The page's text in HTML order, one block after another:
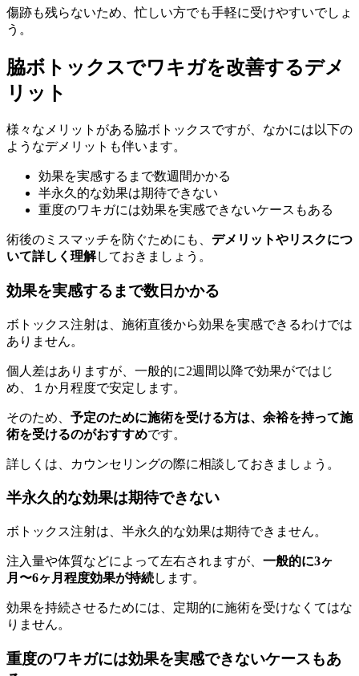
傷跡も残らないため、忙しい方でも手軽に受けやすいでしょ
う。
脇ボトックスでワキガを改善するデメ
リット
様々なメリットがある脇ボトックスですが、なかには以下の
ようなデメリットも伴います。
効果を実感するまで数週間かかる
半永久的な効果は期待できない
重度のワキガには効果を実感できないケースもある
術後のミスマッチを防ぐためにも、 デメリットやリスクにつ
いて詳しく理解しておきましょう。
効果を実感するまで数日かかる
ボトックス注射は、施術直後から効果を実感できるわけでは
ありません。
個人差はありますが、一般的に2週間以降で効果がではじ
め、１か月程度で安定します。
そのため、 予定のために施術を受ける方は、余裕を持って施
術を受けるのがおすすめです。
詳しくは、カウンセリングの際に相談しておきましょう。
半永久的な効果は期待できない
ボトックス注射は、半永久的な効果は期待できません。
注入量や体質などによって左右されますが、 一般的に3ヶ
月〜6ヶ月程度効果が持続します。
効果を持続させるためには、定期的に施術を受けなくてはな
りません。
重度のワキガには効果を実感できないケースもあ